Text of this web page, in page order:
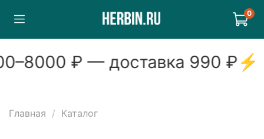
0
–8000₽ — доставка990₽ ⚡
Главная Каталог